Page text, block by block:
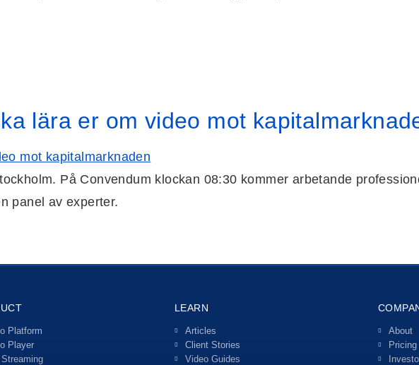
lära er om video mot
På Convendum klockan 08:30 kommer arbetande
panel av experter.
Platform
Player
Streaming
LEARN
Articles
Client Stories
Video Guides
About
Pricing